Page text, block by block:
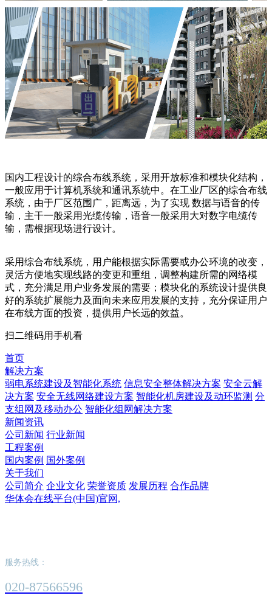
国内工程设计的综合布线系统，采用开放标准和模块化结构，
一般应用于计算机系统和通讯系统中。在工业厂区的综合布线
系统，由于厂区范围广，距离远，为了实现 数据与语音的传
输，主干一般采用光缆传输，语音一般采用大对数字电缆传
输，需根据现场进行设计。
采用综合布线系统，用户能根据实际需要或办公环境的改变，
灵活方便地实现线路的变更和重组，调整构建所需的网络模
式，充分满足用户业务发展的需要；模块化的系统设计提供良
好的系统扩展能力及面向未来应用发展的支持，充分保证用户
在布线方面的投资，提供用户长远的效益。
扫二维码用手机看
首页
解决方案
弱电系统建设及智能化系统 信息安全整体解决方案 安全云解
决方案 安全无线网络建设方案 智能化机房建设及动环监测 分
支组网及移动办公 智能化组网解决方案
新闻资讯
公司新闻 行业新闻
工程案例
国内案例 国外案例
关于我们
公司简介 企业文化 荣誉资质 发展历程 合作品牌
华体会在线平台(中国)官网,
服务热线：
020-87566596